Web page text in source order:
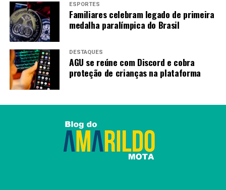
ESPORTES
Familiares celebram legado de primeira
medalha paralímpica do Brasil
DESTAQUES
AGU se reúne com Discord e cobra
proteção de crianças na plataforma